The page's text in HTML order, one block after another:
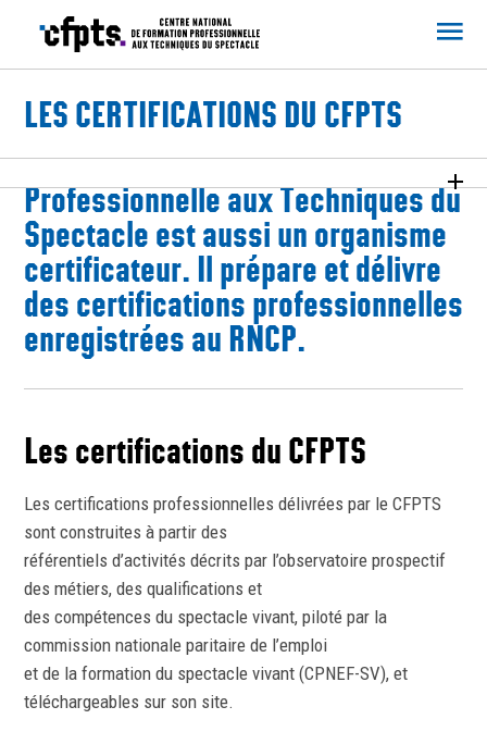
LES CERTIFICATIONS DU CFPTS
Le Centre de Formation
Professionnelle aux Techniques du
Spectacle est aussi un organisme
certificateur. Il prépare et délivre
des certifications professionnelles
enregistrées au RNCP.
Les certifications du CFPTS
Les certifications professionnelles délivrées par le CFPTS
sont construites à partir des
référentiels d’activités décrits par l’observatoire prospectif
des métiers, des qualifications et
des compétences du spectacle vivant, piloté par la
commission nationale paritaire de l’emploi
et de la formation du spectacle vivant (CPNEF-SV), et
téléchargeables sur son site.